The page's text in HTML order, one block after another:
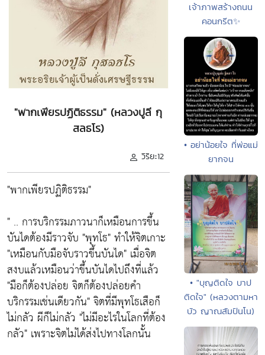
"พากเพียรปฏิติธรรม" (หลวงปูลี กุ
สลธโร)
วิริยะ12
"พากเพียรปฏิติธรรม"
" .. การบริกรรมภาวนาก็เหมือนการขึ้น
บันไดต้องมีราวจับ "พุทโธ" ทำให้จิตเกาะ
"เหมือนกับมือจับราวขึ้นบันได" เมื่อจิต
สงบแล้วเหมือนว่าขึ้นบันไดไปถึงที่แล้ว
"มือก็ต้องปล่อย จิตก็ต้องปล่อยคำ
บริกรรมเช่นเดียวกัน" จิตที่มีพุทโธเสือก็
ไม่กลัว ผีก็ไม่กลัว "ไม่มีอะไรในโลกที่ต้อง
กลัว" เพราะจิตไม่ได้ส่งไปทางโลกนั้น
เจ้าภาพสร้างถนน
คอนกรีต✨
• อย่าน้อยใจ ที่พ่อแม่
ยากจน
• "บุญติดใจ บาป
ติดใจ" (หลวงตามหา
บัว ญาณสัมปันโน)